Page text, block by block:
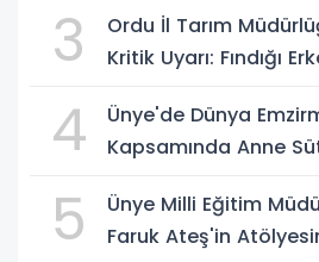
3
Ordu İl Tarım
Kritik Uyarı: Fındığı
4
Ünye'de Dünya
Kapsamında Anne
5
Ünye Milli Eğitim
Faruk Ateş'in